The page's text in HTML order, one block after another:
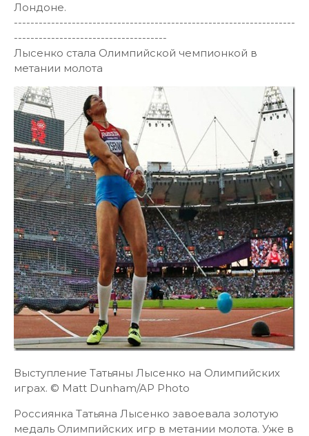
Лондоне.
--------------------------------------------------------------------
-------------------------------------
Лысенко стала Олимпийской чемпионкой в
метании молота
Выступление Татьяны Лысенко на Олимпийских
играх. © Matt Dunham/AP Photo
Россиянка Татьяна Лысенко завоевала золотую
медаль Олимпийских игр в метании молота. Уже в